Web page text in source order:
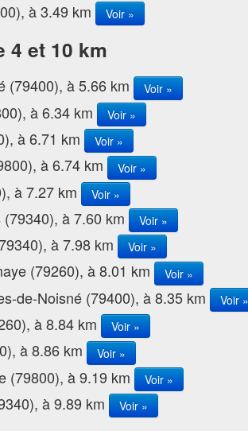
à 3.49 km Voir »
4 et 10 km
(79400), à 5.66 km Voir »
à 6.34 km Voir »
à 6.71 km Voir »
à 6.74 km Voir »
à 7.27 km Voir »
à 7.60 km Voir »
à 7.98 km Voir »
(79260), à 8.01 km Voir »
de-Noisné (79400), à 8.35 km Voir »
à 8.84 km Voir »
à 8.86 km Voir »
(79800), à 9.19 km Voir »
à 9.89 km Voir »